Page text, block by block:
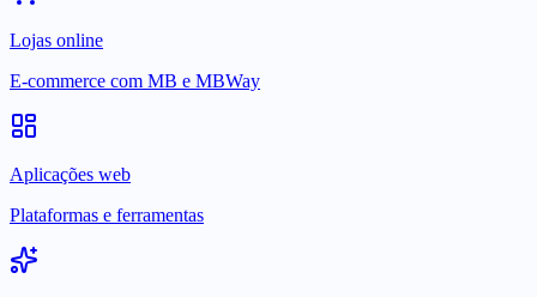
Lojas online
E-commerce com MB e MBWay
Aplicações web
Plataformas e ferramentas